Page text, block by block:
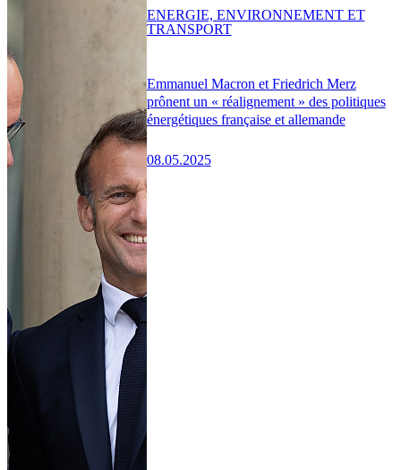
Emmanuel Macron et Friedrich Merz
prônent un « réalignement » des politiques
énergétiques française et allemande
08.05.2025
ENERGIE, ENVIRONNEMENT ET
TRANSPORT